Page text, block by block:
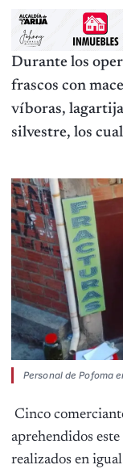
Durante los
frascos con
víboras,
silvestre, los
Personal de Pofoma
Cinco
aprehendidos
realizados en